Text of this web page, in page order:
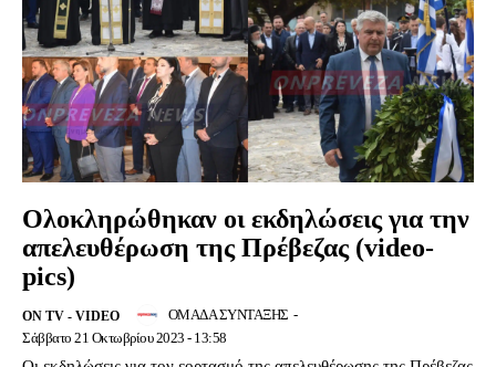
Ολοκληρώθηκαν οι εκδηλώσεις για την
απελευθέρωση της Πρέβεζας (video-
pics)
ON TV - VIDEO ΟΜΑΔΑ ΣΥΝΤΑΞΗΣ -
Σάββατο 21 Οκτωβρίου 2023 - 13:58